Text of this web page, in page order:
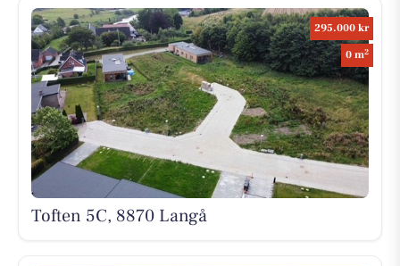
295.000 kr
0 m2
Toften 5C, 8870 Langå